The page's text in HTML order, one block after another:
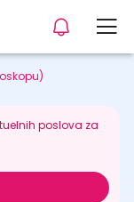
poslova za